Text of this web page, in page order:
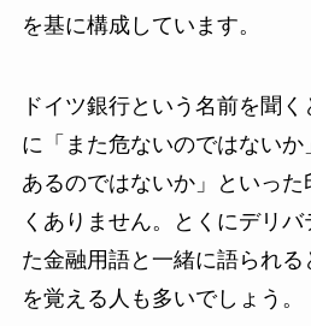
を基に構成しています。
ドイツ銀行という名前を聞
に「また危ないのではない
あるのではないか」といっ
くありません。とくにデリ
た金融用語と一緒に語られ
を覚える人も多いでしょう。